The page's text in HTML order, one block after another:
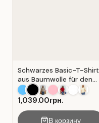
Schwarzes Basic-T-Shirt
aus Baumwolle für den
Alltag . Schwarz.
1,039.00грн.
В корзину